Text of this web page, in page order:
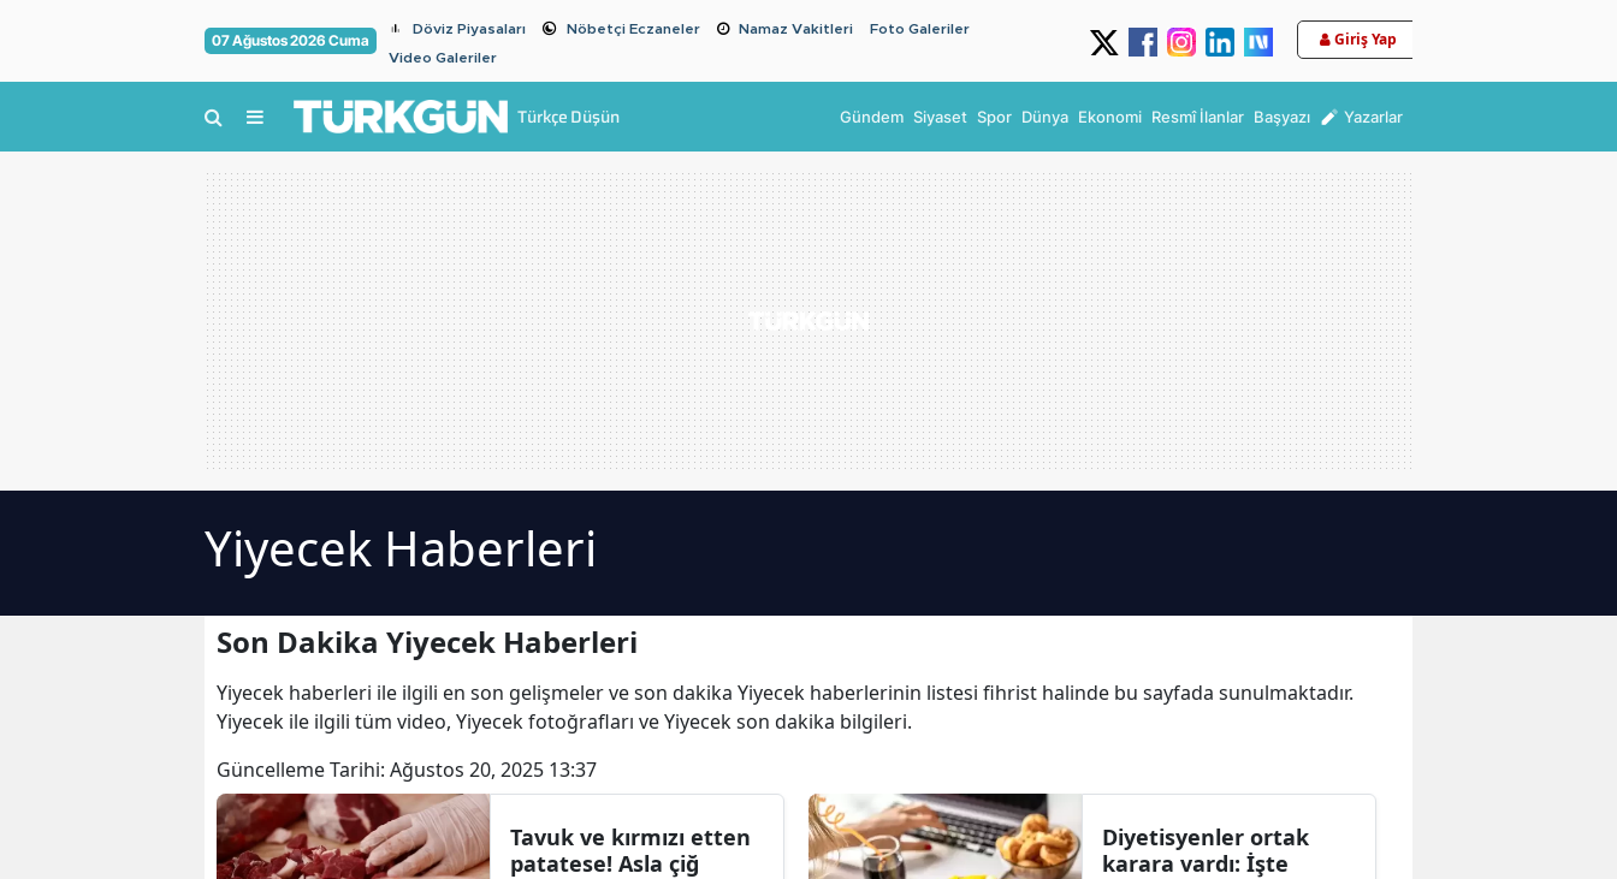
07 Ağustos 2026 Cuma
Döviz Piyasaları Nöbetçi Eczaneler Namaz Vakitleri
Foto Galeriler
Video Galeriler
Giriş Yap
Türkçe Düşün Gündem Siyaset Spor Dünya Ekonomi Resmî İlanlar Başyazı Yazarlar
Yiyecek Haberleri
Son Dakika Yiyecek Haberleri
Yiyecek haberleri ile ilgili en son gelişmeler ve son dakika Yiyecek haberlerinin listesi fihrist halinde bu sayfada sunulmaktadır.
Yiyecek ile ilgili tüm video, Yiyecek fotoğrafları ve Yiyecek son dakika bilgileri.
Güncelleme Tarihi: Ağustos 20, 2025 13:37
Tavuk ve kırmızı etten
patatese! Asla çiğ
Diyetisyenler ortak
karara vardı: İşte